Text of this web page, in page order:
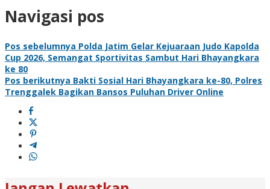
Navigasi pos
Pos sebelumnya Polda Jatim Gelar Kejuaraan Judo Kapolda
Cup 2026, Semangat Sportivitas Sambut Hari Bhayangkara
ke 80
Pos berikutnya Bakti Sosial Hari Bhayangkara ke-80, Polres
Trenggalek Bagikan Bansos Puluhan Driver Online